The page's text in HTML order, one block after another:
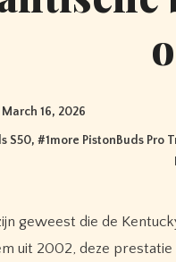
March 16, 2026
S50, #1more PistonBuds Pro
geweest die de
uit 2002, deze prestatie